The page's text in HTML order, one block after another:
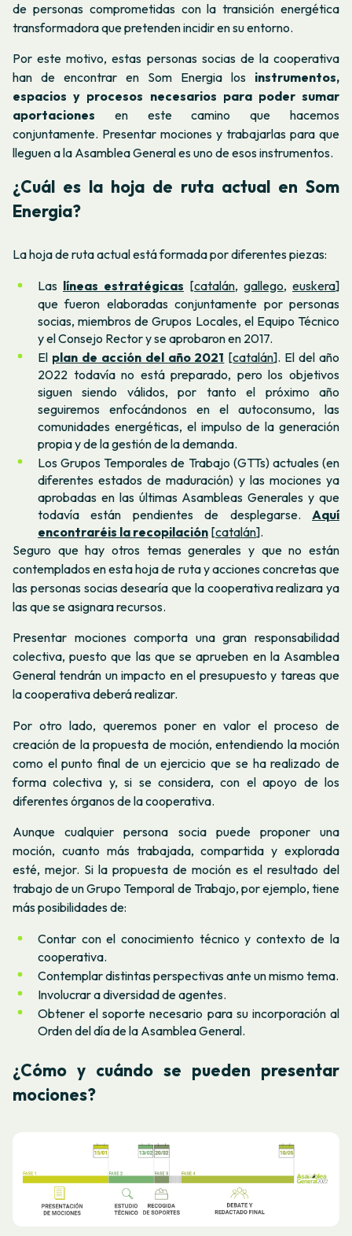
de personas comprometidas con la transición energética
transformadora que pretenden incidir en su entorno.
Por este motivo, estas personas socias de la cooperativa
han de encontrar en Som Energia los instrumentos,
espacios y procesos necesarios para poder sumar
aportaciones en este camino que hacemos
conjuntamente. Presentar mociones y trabajarlas para que
lleguen a la Asamblea General es uno de esos instrumentos.
¿Cuál es la hoja de ruta actual en Som
Energia?
La hoja de ruta actual está formada por diferentes piezas:
Las líneas estratégicas [catalán, gallego, euskera]
que fueron elaboradas conjuntamente por personas
socias, miembros de Grupos Locales, el Equipo Técnico
y el Consejo Rector y se aprobaron en 2017.
El plan de acción del año 2021 [catalán]. El del año
2022 todavía no está preparado, pero los objetivos
siguen siendo válidos, por tanto el próximo año
seguiremos enfocándonos en el autoconsumo, las
comunidades energéticas, el impulso de la generación
propia y de la gestión de la demanda.
Los Grupos Temporales de Trabajo (GTTs) actuales (en
diferentes estados de maduración) y las mociones ya
aprobadas en las últimas Asambleas Generales y que
todavía están pendientes de desplegarse. Aquí
encontraréis la recopilación [catalán].
Seguro que hay otros temas generales y que no están
contemplados en esta hoja de ruta y acciones concretas que
las personas socias desearía que la cooperativa realizara ya
las que se asignara recursos.
Presentar mociones comporta una gran responsabilidad
colectiva, puesto que las que se aprueben en la Asamblea
General tendrán un impacto en el presupuesto y tareas que
la cooperativa deberá realizar.
Por otro lado, queremos poner en valor el proceso de
creación de la propuesta de moción, entendiendo la moción
como el punto final de un ejercicio que se ha realizado de
forma colectiva y, si se considera, con el apoyo de los
diferentes órganos de la cooperativa.
Aunque cualquier persona socia puede proponer una
moción, cuanto más trabajada, compartida y explorada
esté, mejor. Si la propuesta de moción es el resultado del
trabajo de un Grupo Temporal de Trabajo, por ejemplo, tiene
más posibilidades de:
Contar con el conocimiento técnico y contexto de la
cooperativa.
Contemplar distintas perspectivas ante un mismo tema.
Involucrar a diversidad de agentes.
Obtener el soporte necesario para su incorporación al
Orden del día de la Asamblea General.
¿Cómo y cuándo se pueden presentar
mociones?